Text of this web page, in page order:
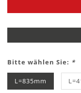
Bitte wählen Sie: *
L=835mm